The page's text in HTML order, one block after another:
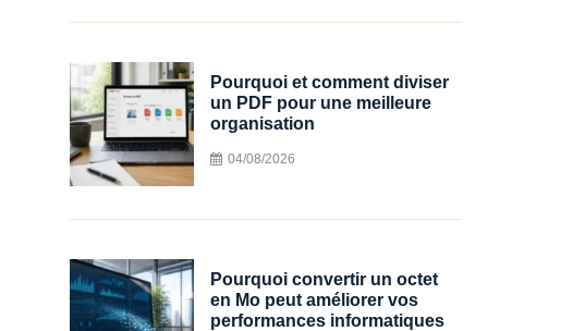
Pourquoi et comment diviser
un PDF pour une meilleure
organisation
04/08/2026
Pourquoi convertir un octet
en Mo peut améliorer vos
performances informatiques